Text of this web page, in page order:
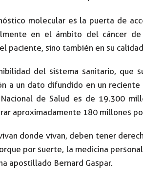
molecular es la puerta de
en el ámbito del cáncer
paciente, sino también en su
del sistema sanitario, que
a un dato difundido en un
de Salud es de 19.300
aproximadamente 180 millones
donde vivan, deben tener
por suerte, la medicina
apostillado Bernard Gaspar.